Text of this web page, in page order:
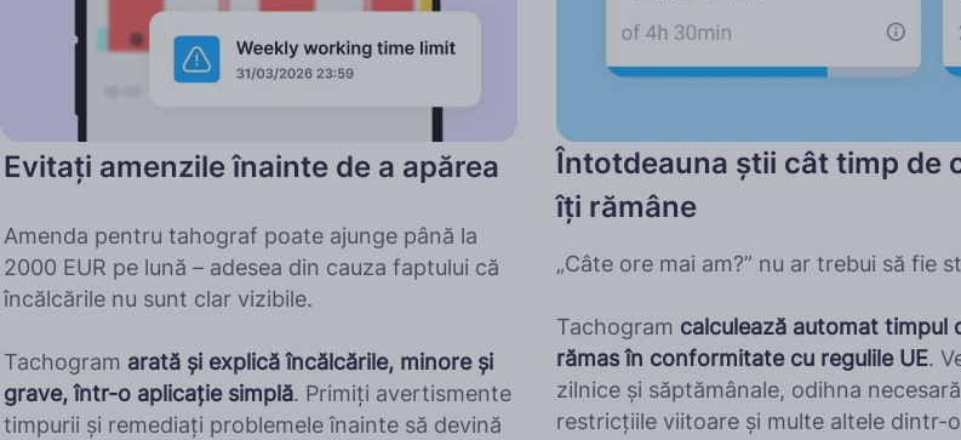
Evitați amenzile înainte de a apărea
Amenda pentru tahograf poate ajunge până la
2000 EUR pe lună – adesea din cauza faptului că
încălcările nu sunt clar vizibile.
Tachogram arată și explică încălcările, minore și
grave, într-o aplicație simplă. Primiți avertismente
timpurii și remediați problemele înainte să devină
Întotdeauna știi cât timp de
îți rămâne
„Câte ore mai am?” nu ar trebui să fie
Tachogram calculează automat timpul
rămas în conformitate cu regulile UE.
zilnice și săptămânale, odihna
restricțiile viitoare și multe altele dintr-